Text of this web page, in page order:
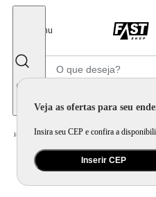
Menu
Veja as ofertas para seu
Insira seu CEP e confira a
Inserir CEP
Home Mercado / Bebida Vinho